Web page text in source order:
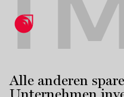
Alle anderen